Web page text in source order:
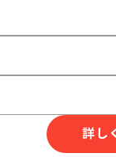
ムに関する知見
方へ
キルをお持ちであれば申
140時間〜180時間
詳し